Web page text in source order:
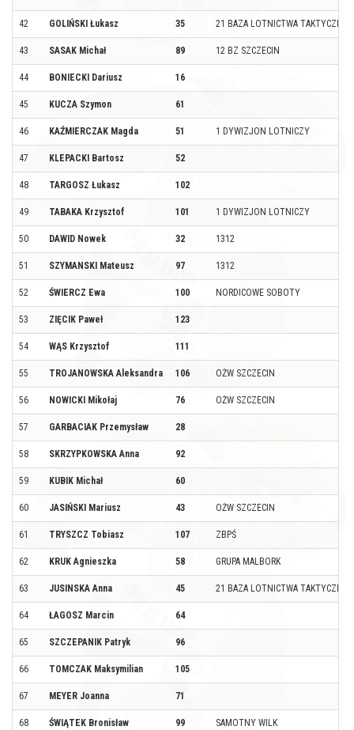
42 GOLIŃSKI Łukasz 35 21 BAZA LOTNICTWA
43 SASAK Michał 89 12 BZ SZCZECIN
44 BONIECKI Dariusz 16
45 KUCZA Szymon 61
46 KAŹMIERCZAK Magda 51 1 DYWIZJON LOTNICZY
47 KLEPACKI Bartosz 52
48 TARGOSZ Łukasz 102
49 TABAKA Krzysztof 101 1 DYWIZJON LOTNICZY
50 DAWID Nowek 32 1312
51 SZYMANSKI Mateusz 97 1312
52 ŚWIERCZ Ewa 100 NORDICOWE SOBOTY
53 ZIĘCIK Paweł 123
54 WĄS Krzysztof 111
55 TROJANOWSKA Aleksandra 106 OŻW SZCZECIN
56 NOWICKI Mikołaj 76 OŻW SZCZECIN
57 GARBACIAK Przemysław 28
58 SKRZYPKOWSKA Anna 92
59 KUBIK Michał 60
60 JASIŃSKI Mariusz 43 OŻW SZCZECIN
61 TRYSZCZ Tobiasz 107 ZBPŚ
62 KRUK Agnieszka 58 GRUPA MALBORK
63 JUSINSKA Anna 45 21 BAZA LOTNICTWA
64 ŁAGOSZ Marcin 64
65 SZCZEPANIK Patryk 96
66 TOMCZAK Maksymilian 105
67 MEYER Joanna 71
68 ŚWIĄTEK Bronisław 99 SAMOTNY WILK